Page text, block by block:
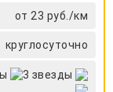
от 23 руб./км
круглосуточно